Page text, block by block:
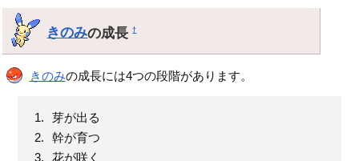
きのみの成長†
きのみの成長には4つの段階があります。
芽が出る
幹が育つ
花が咲く